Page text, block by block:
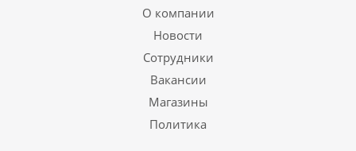
О компании
Новости
Сотрудники
Вакансии
Магазины
Политика